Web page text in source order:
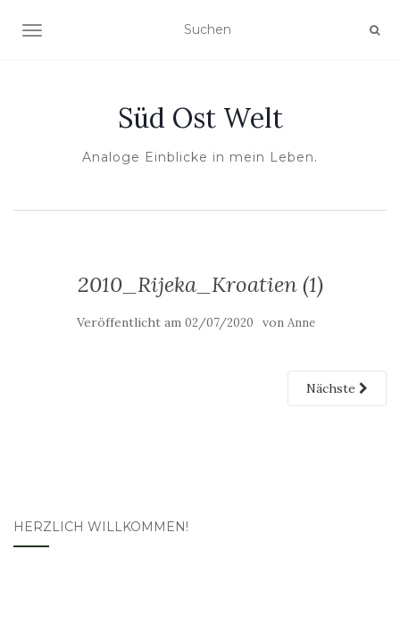
NAVIGATION UMSCHALTEN
Süd Ost Welt
Analoge Einblicke in mein Leben.
2010_Rijeka_Kroatien (1)
Veröffentlicht am 02/07/2020 von Anne
Nächste
HERZLICH WILLKOMMEN!